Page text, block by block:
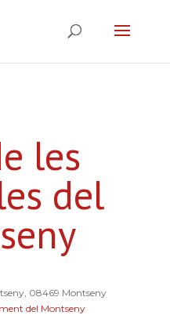
les
del
08469 Montseny
del Montseny